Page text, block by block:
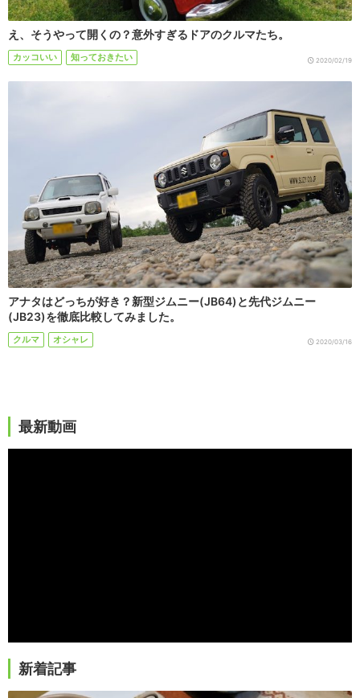
え、そうやって開くの？意外すぎるドアのクルマたち。
カッコいい 知っておきたい 2020/02/19
アナタはどっちが好き？新型ジムニー(JB64)と先代ジムニー
(JB23)を徹底比較してみました。
クルマ オシャレ 2020/03/16
最新動画
新着記事